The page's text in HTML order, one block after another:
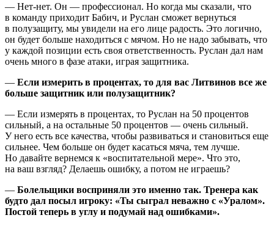
— Нет-нет. Он — профессионал. Но когда мы сказали, что
в команду приходит Бабич, и Руслан сможет вернуться
в полузащиту, мы увидели на его лице радость. Это логично,
он будет больше находиться с мячом. Но не надо забывать, что
у каждой позиции есть своя ответственность. Руслан дал нам
очень много в фазе атаки, играя защитника.
— Если измерить в процентах, то для вас Литвинов все же
больше защитник или полузащитник?
— Если измерять в процентах, то Руслан на 50 процентов
сильный, а на остальные 50 процентов — очень сильный.
У него есть все качества, чтобы развиваться и становиться еще
сильнее. Чем больше он будет касаться мяча, тем лучше.
Но давайте вернемся к «воспитательной мере». Что это,
на ваш взгляд? Делаешь ошибку, а потом не играешь?
— Болельщики восприняли это именно так. Тренера как
будто дал посыл игроку: «Ты сыграл неважно с «Уралом».
Постой теперь в углу и подумай над ошибками».